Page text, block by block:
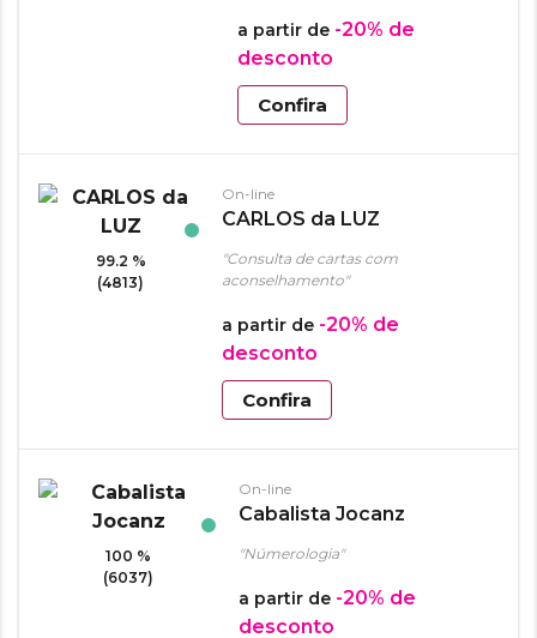
a partir de -20% de
desconto
Confira
99.2 %
(4813)
On-line
CARLOS da LUZ
"Consulta de cartas com
aconselhamento"
a partir de -20% de
desconto
Confira
100 %
(6037)
On-line
Cabalista Jocanz
"Númerologia"
a partir de -20% de
desconto